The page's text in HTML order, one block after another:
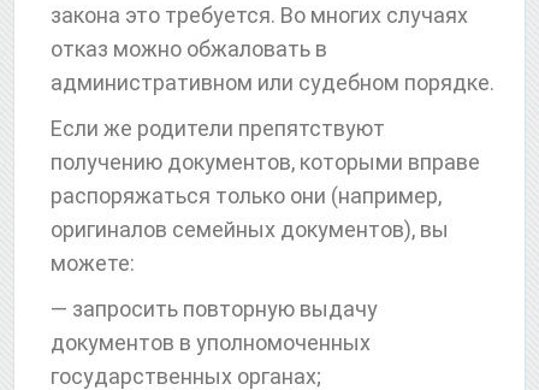
закона это требуется. Во многих случаях
отказ можно обжаловать в
административном или судебном порядке.
Если же родители препятствуют
получению документов, которыми вправе
распоряжаться только они (например,
оригиналов семейных документов), вы
можете:
— запросить повторную выдачу
документов в уполномоченных
государственных органах;